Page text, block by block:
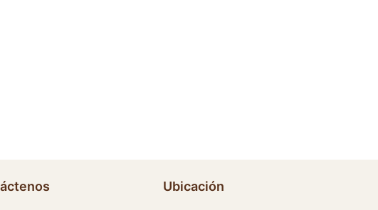
Ubicación